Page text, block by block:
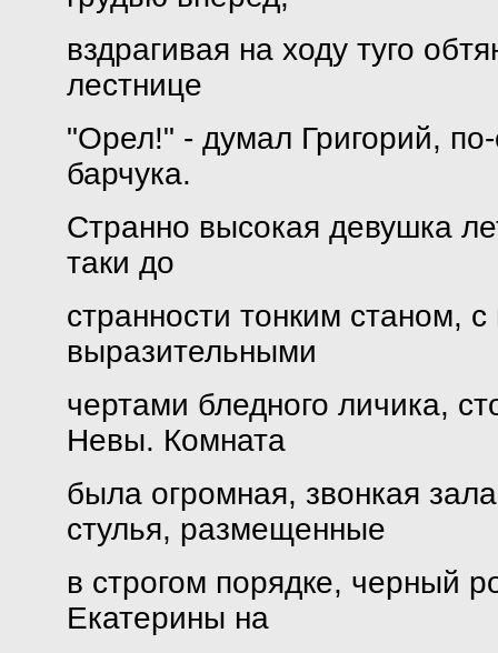
вздрагивая на ходу туго
лестнице
"Орел!" - думал Григорий,
барчука.
Странно высокая девушка
таки до
странности тонким станом,
выразительными
чертами бледного личика,
Невы. Комната
была огромная, звонкая
стулья, размещенные
в строгом порядке, черный
Екатерины на